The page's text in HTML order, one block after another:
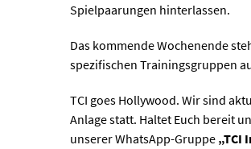
Spielpaarungen hinterlassen.
Das kommende Wochenende
spezifischen Trainingsgruppen
TCI goes Hollywood. Wir sind
Anlage statt. Haltet Euch bereit
unserer WhatsApp-Gruppe „TCI